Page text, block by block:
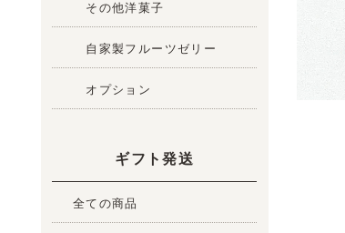
その他洋菓子
自家製フルーツゼリー
オプション
ギフト発送
全ての商品